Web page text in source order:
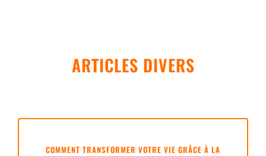
ARTICLES DIVERS
COMMENT TRANSFORMER VOTRE VIE GRÂCE À LA